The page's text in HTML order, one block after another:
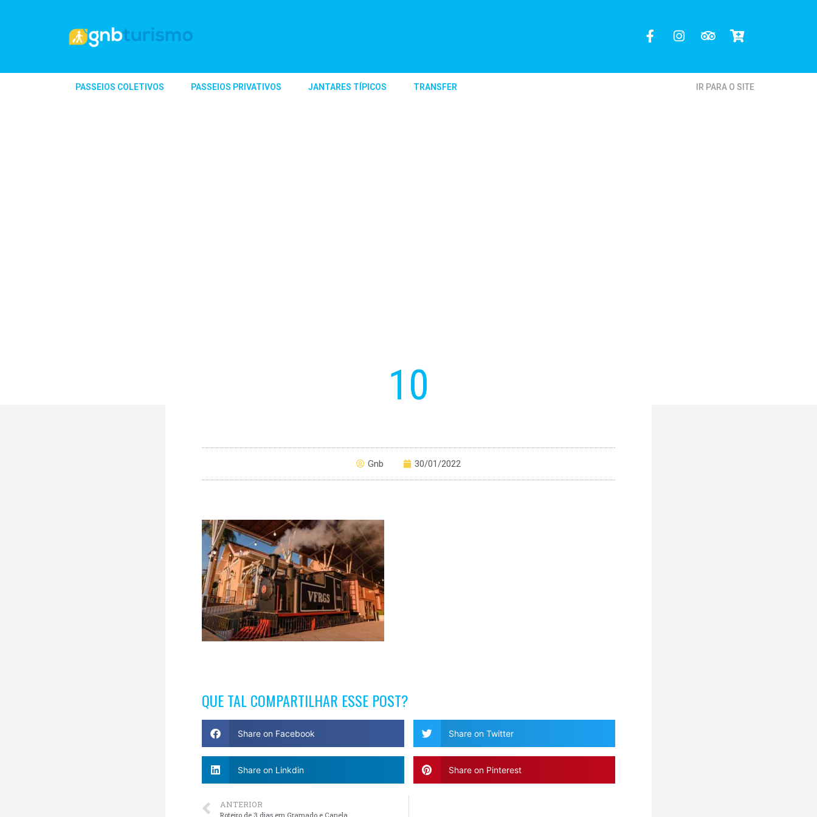
PASSEIOS COLETIVOS PASSEIOS PRIVATIVOS JANTARES TÍPICOS TRANSFER IR PARA O SITE
10
Gnb 30/01/2022
QUE TAL COMPARTILHAR ESSE POST?
Share on Facebook Share on Twitter
Share on Linkdin Share on Pinterest
ANTERIOR
Roteiro de 3 dias em Gramado e Canela